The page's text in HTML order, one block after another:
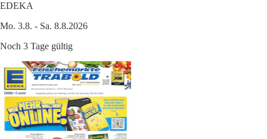
EDEKA
Mo. 3.8. - Sa. 8.8.2026
Noch 3 Tage gültig